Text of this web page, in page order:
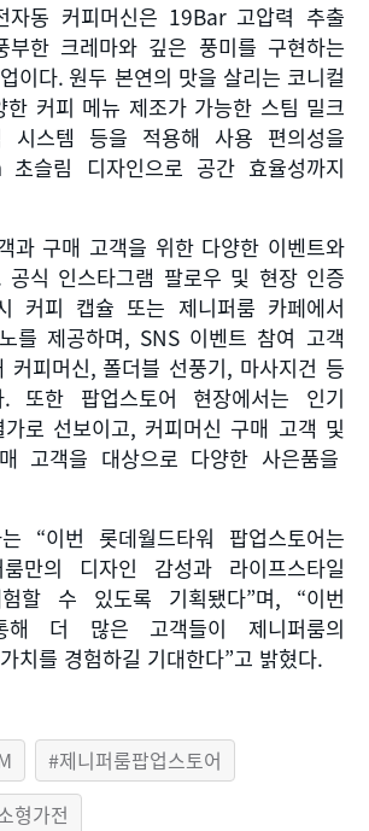
동 커피머신은 19Bar 고압력 추출
부한 크레마와 깊은 풍미를 구현하는
이다. 원두 본연의 맛을 살리는 코니컬
한 커피 메뉴 제조가 가능한 스팀 밀크
시스템 등을 적용해 사용 편의성을
초슬림 디자인으로 공간 효율성까지
과 구매 고객을 위한 다양한 이벤트와
공식 인스타그램 팔로우 및 현장 인증
커피 캡슐 또는 제니퍼룸 카페에서
를 제공하며, SNS 이벤트 참여 고객
커피머신,폴더블 선풍기, 마사지건 등
. 또한 팝업스토어 현장에서는 인기
로 선보이고, 커피머신 구매 고객 및
고객을 대상으로 다양한 사은품을
“이번 롯데월드타워 팝업스토어는
만의 디자인 감성과 라이프스타일
할 수 있도록 기획됐다”며, “이번
해 더 많은 고객들이 제니퍼룸의
치를 경험하길 기대한다”고 밝혔다.
제니퍼룸팝업스토어
형가전